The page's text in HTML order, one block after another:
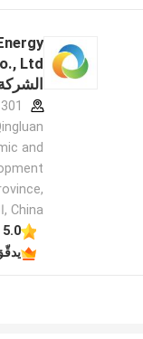
and
China ,الصين
5.0